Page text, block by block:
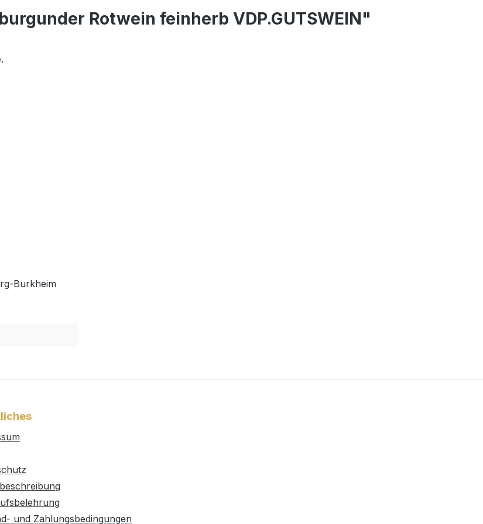
Rotwein feinherb VDP.GUTSWEIN"
Burkheim
und Zahlungsbedingungen